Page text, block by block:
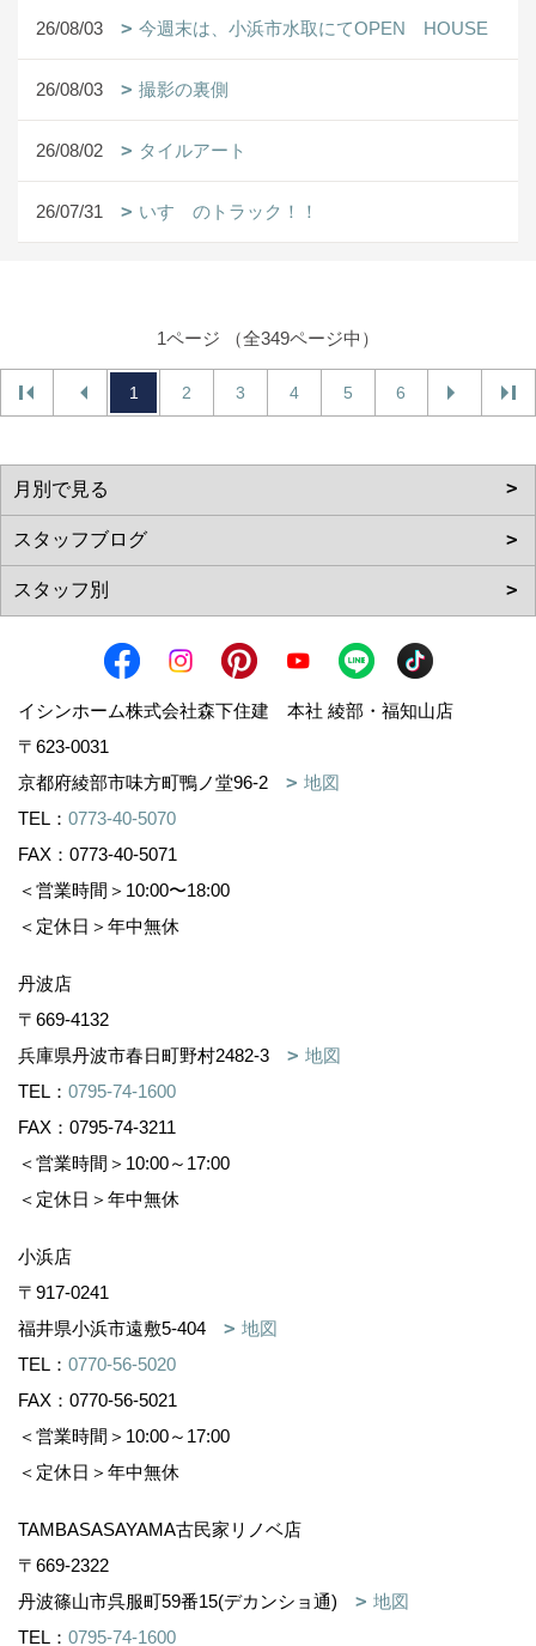
26/08/03 今週末は、小浜市水取にてOPEN HOUSE
26/08/03 撮影の裏側
26/08/02 タイルアート
26/07/31 いすゞのトラック！！
1ページ （全349ページ中）
1 2 3 4 5 6
イシンホーム株式会社森下住建 本社 綾部・福知山店
〒623-0031
京都府綾部市味方町鴨ノ堂96-2
地図
TEL： 0773-40-5070
FAX：0773-40-5071
＜営業時間＞10:00〜18:00
＜定休日＞年中無休
丹波店
〒669-4132
兵庫県丹波市春日町野村2482-3
地図
TEL： 0795-74-1600
FAX：0795-74-3211
＜営業時間＞10:00～17:00
＜定休日＞年中無休
小浜店
〒917-0241
福井県小浜市遠敷5-404
地図
TEL： 0770-56-5020
FAX：0770-56-5021
＜営業時間＞10:00～17:00
＜定休日＞年中無休
TAMBASASAYAMA古民家リノベ店
〒669-2322
丹波篠山市呉服町59番15(デカンショ通)
地図
TEL： 0795-74-1600